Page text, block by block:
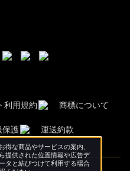
利用規約 商標について
保護 運送約款
得な商品やサービスの案内、
提供された位置情報や広告デ
タと結びつけて利用する場合